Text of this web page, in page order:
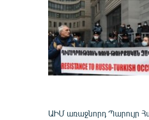
ԱԻՄ առաջնորդ Պարույր